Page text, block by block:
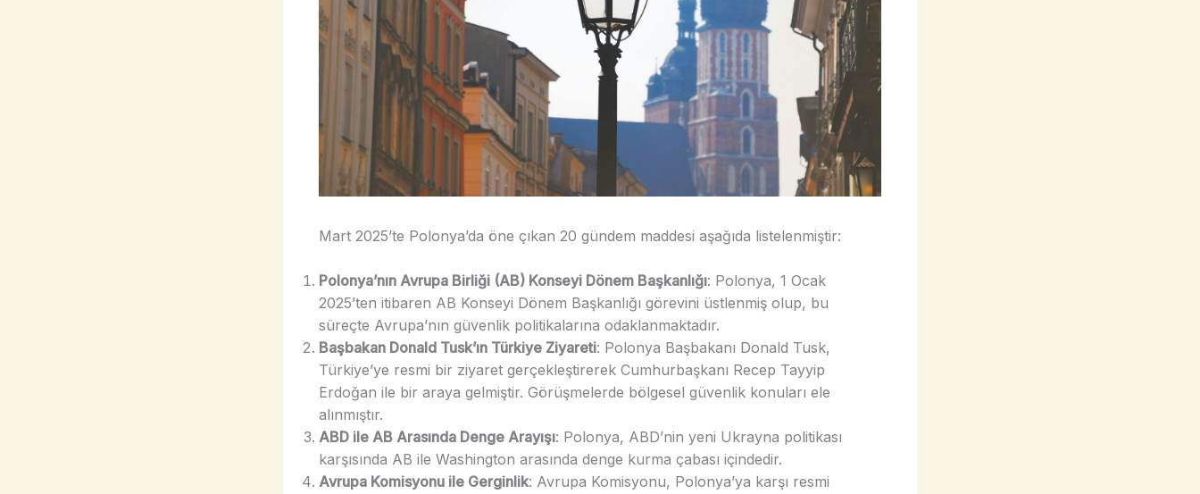
Mart 2025’te Polonya’da öne çıkan 20 gündem maddesi aşağıda listelenmiştir:
Polonya’nın Avrupa Birliği (AB) Konseyi Dönem Başkanlığı: Polonya, 1 Ocak
2025’ten itibaren AB Konseyi Dönem Başkanlığı görevini üstlenmiş olup, bu
süreçte Avrupa’nın güvenlik politikalarına odaklanmaktadır.
Başbakan Donald Tusk’ın Türkiye Ziyareti: Polonya Başbakanı Donald Tusk,
Türkiye’ye resmi bir ziyaret gerçekleştirerek Cumhurbaşkanı Recep Tayyip
Erdoğan ile bir araya gelmiştir. Görüşmelerde bölgesel güvenlik konuları ele
alınmıştır.
ABD ile AB Arasında Denge Arayışı: Polonya, ABD’nin yeni Ukrayna politikası
karşısında AB ile Washington arasında denge kurma çabası içindedir.
Avrupa Komisyonu ile Gerginlik: Avrupa Komisyonu, Polonya’ya karşı resmi